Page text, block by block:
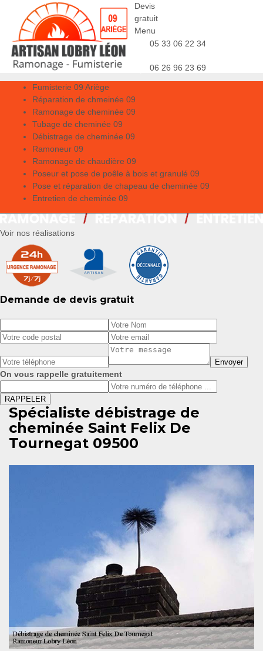
Devis
gratuit
Menu
05 33 06 22 34
06 26 96 23 69
Fumisterie 09 Ariège
Réparation de chmeinée 09
Ramonage de cheminée 09
Tubage de cheminée 09
Débistrage de cheminée 09
Ramoneur 09
Ramonage de chaudière 09
Poseur et pose de poêle à bois et granulé 09
Pose et réparation de chapeau de cheminée 09
Entretien de cheminée 09
Voir nos réalisations
Demande de devis gratuit
On vous rappelle gratuitement
Spécialiste débistrage de
cheminée Saint Felix De
Tournegat 09500